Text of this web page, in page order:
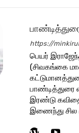
https://
பெயர்
(சிவகங்கை
பாண்டித்துரை
இரண்டு
இணைந்து சில